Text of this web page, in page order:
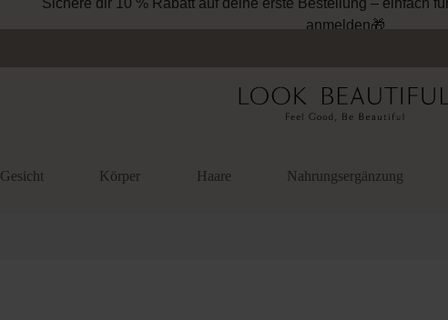
Sichere dir 10 % Rabatt auf deine erste Bestellung – einfach
anmelden🎁
Gesicht Körper Haare Nahrungsergänzung